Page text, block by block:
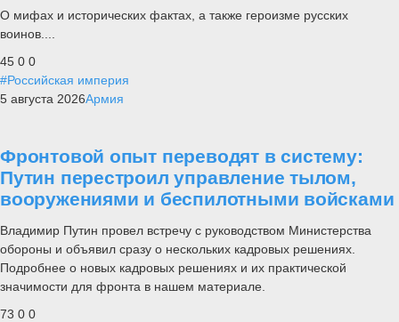
О мифах и исторических фактах, а также героизме русских
воинов....
45 0 0
#Российская империя
5 августа 2026Армия
Фронтовой опыт переводят в систему:
Путин перестроил управление тылом,
вооружениями и беспилотными войсками
Владимир Путин провел встречу с руководством Министерства
обороны и объявил сразу о нескольких кадровых решениях.
Подробнее о новых кадровых решениях и их практической
значимости для фронта в нашем материале.
73 0 0